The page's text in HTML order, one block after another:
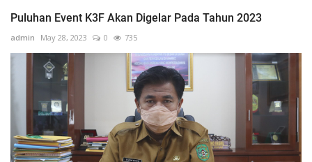
Puluhan Event K3F Akan Digelar Pada Tahun 2023
admin May 28, 2023 0 735